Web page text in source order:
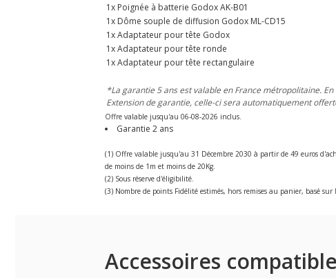
1x Poignée à batterie Godox AK-B01
1x Dôme souple de diffusion Godox ML-CD15
1x Adaptateur pour tête Godox
1x Adaptateur pour tête ronde
1x Adaptateur pour tête rectangulaire
*La garantie 5 ans est valable en France métropolitaine.
Extension de garantie, celle-ci sera automatiquement
Offre valable jusqu'au 06-08-2026 inclus.
Garantie 2 ans
(1) Offre valable jusqu'au 31 Décembre 2030 à partir de 49 euros
de moins de 1m et moins de 20Kg.
(2) Sous réserve d'éligibilité.
(3) Nombre de points Fidélité estimés, hors remises au panier, basé
Accessoires